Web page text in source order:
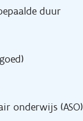
duur
onderwijs (ASO)